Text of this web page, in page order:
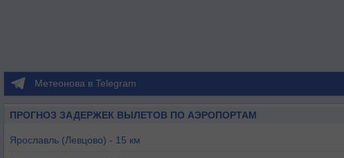
Метеонова в Telegram
ПРОГНОЗ ЗАДЕРЖЕК ВЫЛЕТОВ ПО АЭРОПОРТАМ
Ярославль (Левцово) - 15 км